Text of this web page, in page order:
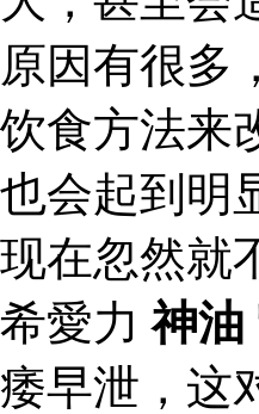
原因有很多
饮食方法来
也会起到明
现在忽然就
希愛力神油
痿早泄，这